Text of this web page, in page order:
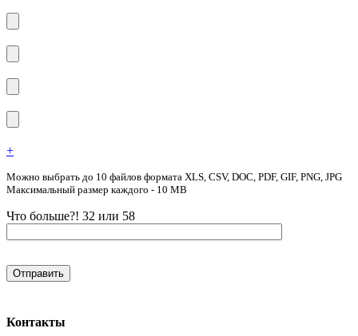
+
Можно выбрать до 10 файлов формата XLS, CSV, DOC, PDF, GIF, PNG, JPG
Максимальный размер каждого - 10 MB
Что больше?! 32 или 58
Контакты